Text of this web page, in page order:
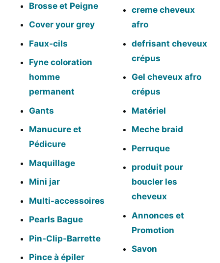
Brosse et Peigne
Cover your grey
Faux-cils
Fyne coloration
homme
permanent
Gants
Manucure et
Pédicure
Maquillage
Mini jar
Multi-accessoires
Pearls Bague
Pin-Clip-Barrette
Pince à épiler
creme cheveux
afro
defrisant cheveux
crépus
Gel cheveux afro
crépus
Matériel
Meche braid
Perruque
produit pour
boucler les
cheveux
Annonces et
Promotion
Savon